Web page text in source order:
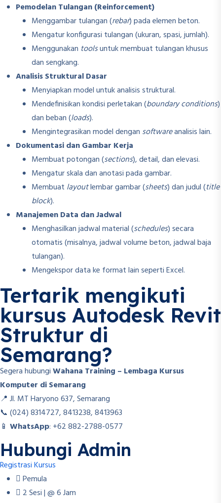
Pemodelan Tulangan (Reinforcement)
Menggambar tulangan (rebar) pada elemen beton.
Mengatur konfigurasi tulangan (ukuran, spasi, jumlah).
Menggunakan toolsuntuk membuat tulangan khusus
dan sengkang.
Analisis Struktural Dasar
Menyiapkan model untuk analisis struktural.
Mendefinisikan kondisi perletakan (boundary conditions)
dan beban (loads).
Mengintegrasikan model dengan softwareanalisis lain.
Dokumentasi dan Gambar Kerja
Membuat potongan (sections), detail, dan elevasi.
Mengatur skala dan anotasi pada gambar.
Membuat layoutlembar gambar (sheets) dan judul (title
block).
Manajemen Data dan Jadwal
Menghasilkan jadwal material (schedules) secara
otomatis (misalnya, jadwal volume beton, jadwal baja
tulangan).
Mengekspor data ke format lain seperti Excel.
Tertarik mengikuti
kursus Autodesk Revit
Struktur di
Semarang?
Segera hubungiWahana Training – Lembaga Kursus
Komputer di Semarang
📍 Jl. MT Haryono 637, Semarang
📞 (024) 8314727, 8413238, 8413963
📱 WhatsApp: +62 882-2788-0577
Hubungi Admin
Registrasi Kursus
Pemula
2 Sesi | @ 6 Jam